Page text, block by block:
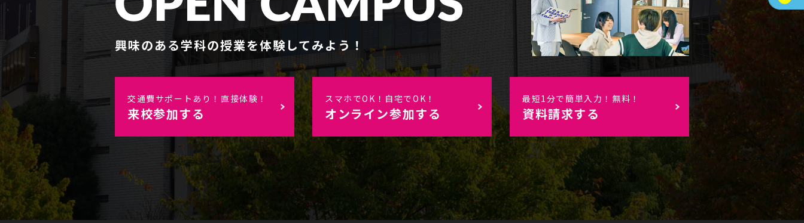
興味のある学科の授業を体験してみよう！
交通費サポートあり！直接体験！
来校参加する
スマホでOK！自宅でOK！
オンライン参加する
最短1分で簡単入力！無料！
資料請求する